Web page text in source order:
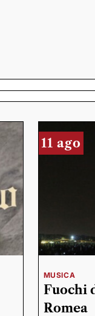
11 ago
MUSICA
Fuochi
Romea